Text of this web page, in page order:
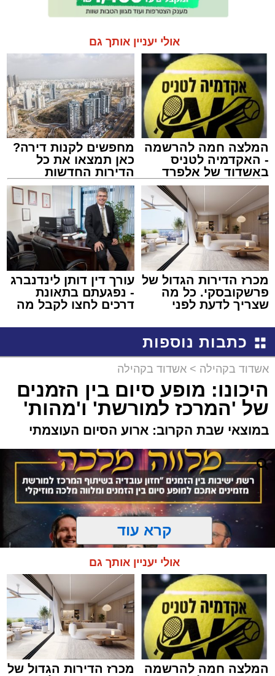
אולי יעניין אותך גם
המלצה חמה להרשמה
- האקדמיה לטניס
באשדוד של אלפרד
קריאולנסקי - לילדים
מחפשים לקנות דירה?
כאן תמצאו את כל
הדירות החדשות
למכירה באשדוד >>>
מכרז הדירות הגדול של
פרשקובסקי. כל מה
שצריך לדעת לפני
באשדוד
עורך דין דותן לינדנברג
- נפגעתם בתאונת
דרכים לחצו לקבל מה
כתבות נוספות
אשדוד בקהילה > אשדוד בקהילה
היכונו: מופע סיום בין הזמנים
של 'המרכז למורשת' ו'מהות'
במוצאי שבת הקרוב: ארוע הסיום העוצמתי
המרכז למורשת
קרא עוד
אולי יעניין אותך גם
המלצה חמה להרשמה
מכרז הדירות הגדול של